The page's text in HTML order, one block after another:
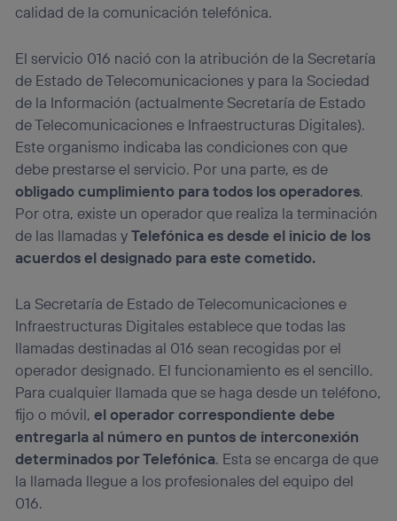
calidad de la comunicación telefónica.
El servicio 016 nació con la atribución de la Secretaría
de Estado de Telecomunicaciones y para la Sociedad
de la Información (actualmente Secretaría de Estado
de Telecomunicaciones e Infraestructuras Digitales).
Este organismo indicaba las condiciones con que
debe prestarse el servicio. Por una parte, es de
obligado cumplimiento para todos los operadores.
Por otra, existe un operador que realiza la terminación
de las llamadas yTelefónica es desde el inicio de los
acuerdos el designado para este cometido.
La Secretaría de Estado de Telecomunicaciones e
Infraestructuras Digitales establece que todas las
llamadas destinadas al 016 sean recogidas por el
operador designado. El funcionamiento es el sencillo.
Para cualquier llamada que se haga desde un teléfono,
fijo o móvil,el operador correspondiente debe
entregarla al número en puntos de interconexión
determinados por Telefónica. Esta se encarga de que
la llamada llegue a los profesionales del equipo del
016.
visitando el
portal de privacidad de Utiq
(“consenthub”) . Para más información, consulta